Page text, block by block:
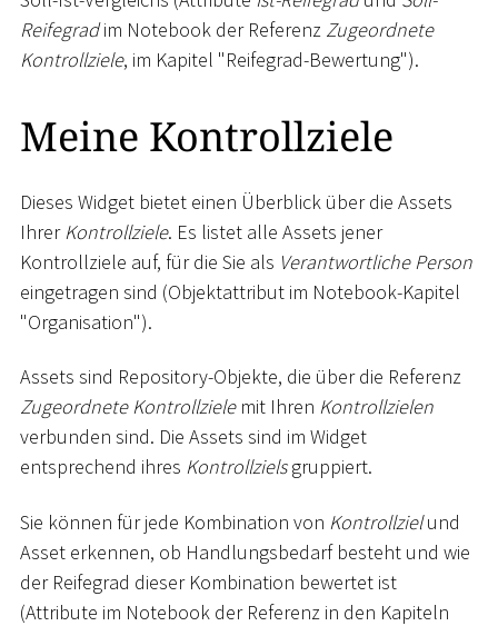
Reifegradim Notebook der Referenz Zugeordnete
Kontrollziele, im Kapitel "Reifegrad-Bewertung").
Meine Kontrollziele
Dieses Widget bietet einen Überblick über die Assets
IhrerKontrollziele. Es listet alle Assets jener
Kontrollziele auf, für die Sie als Verantwortliche Person
eingetragen sind (Objektattribut im Notebook-Kapitel
"Organisation").
Assets sind Repository-Objekte, die über die Referenz
Zugeordnete Kontrollzielemit Ihren Kontrollzielen
verbunden sind. Die Assets sind im Widget
entsprechend ihres Kontrollzielsgruppiert.
Sie können für jede Kombination von Kontrollzielund
Asset erkennen, ob Handlungsbedarf besteht und wie
der Reifegrad dieser Kombination bewertet ist
(Attribute im Notebook der Referenz in den Kapiteln